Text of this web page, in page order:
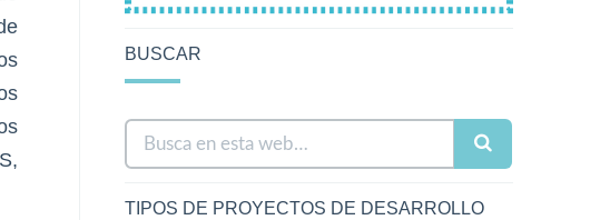
BUSCAR
TIPOS DE PROYECTOS DE DESARROLLO